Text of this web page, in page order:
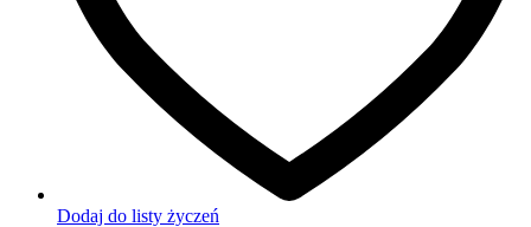
Dodaj do listy życzeń